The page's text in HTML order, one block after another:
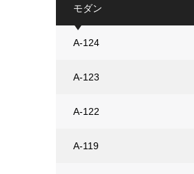
モダン
A-124
A-123
A-122
A-119